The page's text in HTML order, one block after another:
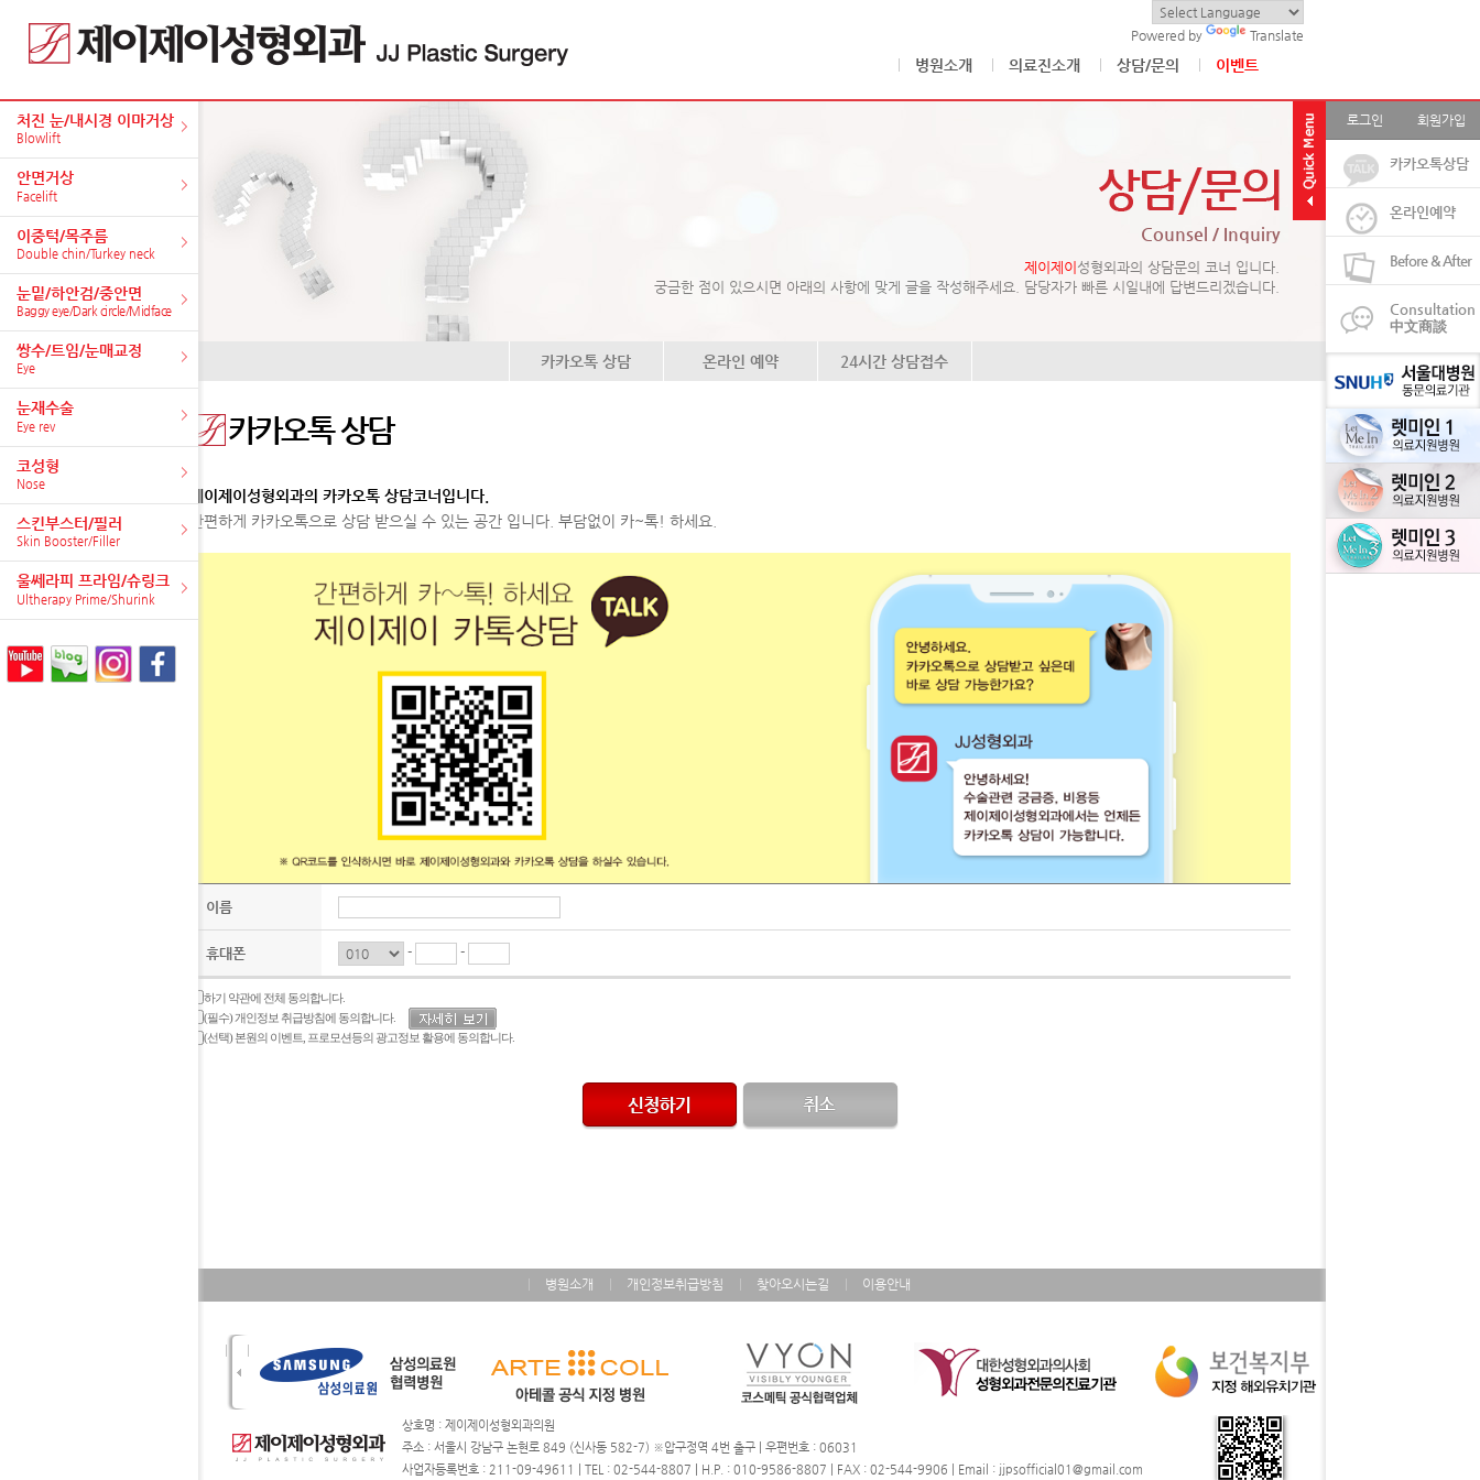
Powered by Translate
병원소개 의료진소개 상담/문의 이벤트
처진 눈/내시경 이마거상
Blowlift
안면거상
Facelift
이중턱/목주름
Double chin/Turkey neck
눈밑/하안검/중안면
Baggy eye/Dark circle/Midface
쌍수/트임/눈매교정
Eye
눈재수술
Eye rev
코성형
Nose
스킨부스터/필러
Skin Booster/Filler
울쎄라피 프라임/슈링크
Ultherapy Prime/Shurink
Counsel / Inquiry
제이제이 성형외과의 상담문의 코너 입니다.
궁금한 점이 있으시면 아래의 사항에 맞게 글을 작성해주세요. 담당자가 빠른 시일내에 답변드리겠습니다.
카카오톡 상담 온라인 예약 24시간 상담접수
카카오톡 상담
제이제이성형외과의 카카오톡 상담코너입니다.
간편하게 카카오톡으로 상담 받으실 수 있는 공간 입니다. 부담없이 카~톡! 하세요.
이름
휴대폰 - -
하기 약관에 전체 동의합니다.
(필수) 개인정보 취급방침에 동의합니다.
(선택) 본원의 이벤트, 프로모션등의 광고정보 활용에 동의합니다.
로그인 회원가입
카카오톡상담
온라인예약
Before & After
Consultation
中文商談
병원소개 개인정보취급방침 찾아오시는길 이용안내
상호명 : 제이제이성형외과의원
주소 : 서울시 강남구 논현로 849 (신사동 582-7) ※압구정역 4번 출구 | 우편번호 : 06031
사업자등록번호 : 211-09-49611 | TEL : 02-544-8807 | H.P. : 010-9586-8807 | FAX : 02-544-9906 | Email : jjpsofficial01@gmail.com